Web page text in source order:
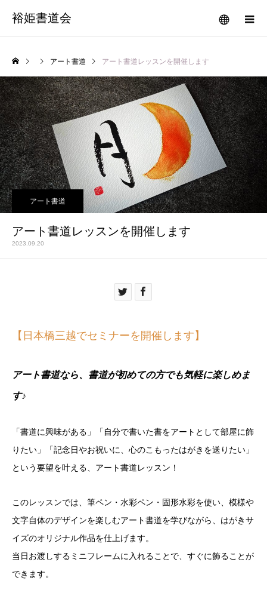
裕姫書道会
アート書道 アート書道レッスンを開催します
アート書道
アート書道レッスンを開催します
2023.09.20
【日本橋三越でセミナーを開催します】
アート書道なら、書道が初めての方でも気軽に楽しめま
す♪
「書道に興味がある」「自分で書いた書をアートとして部屋に飾
りたい」「記念日やお祝いに、心のこもったはがきを送りたい」
という要望を叶える、アート書道レッスン！
このレッスンでは、筆ペン・水彩ペン・固形水彩を使い、模様や
文字自体のデザインを楽しむアート書道を学びながら、はがきサ
イズのオリジナル作品を仕上げます。
当日お渡しするミニフレームに入れることで、すぐに飾ることが
できます。